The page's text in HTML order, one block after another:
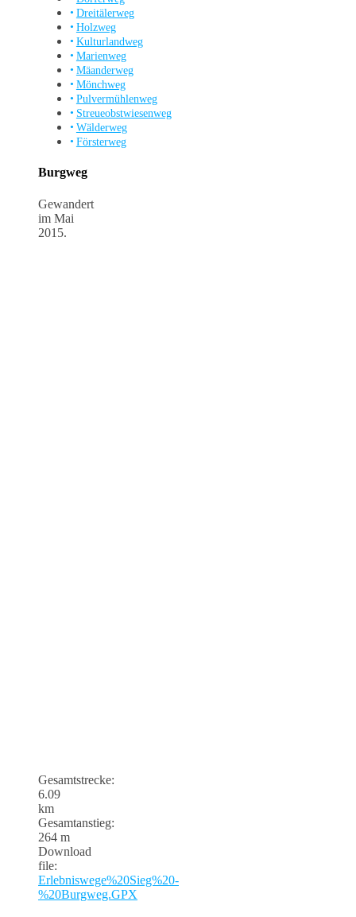
Dreitälerweg
Holzweg
Kulturlandweg
Marienweg
Mäanderweg
Mönchweg
Pulvermühlenweg
Streueobstwiesenweg
Wälderweg
Försterweg
Burgweg
Gewandert
im Mai
2015.
Gesamtstrecke:
6.09
km
Gesamtanstieg:
264 m
Download
file:
Erlebniswege%20Sieg%20-
%20Burgweg.GPX